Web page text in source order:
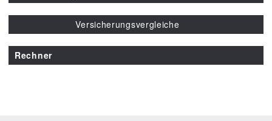
Versicherungsvergleiche
Rechner